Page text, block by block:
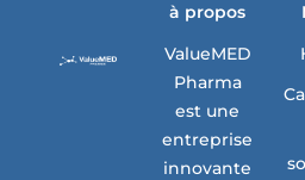
à propos
ValueMED
Pharma
est une
entreprise
innovante